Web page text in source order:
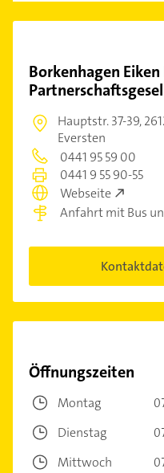
Borkenhagen Eiken
Hauptstr. 37-39,
Eversten
0441 95 59 00
0441 9 55 90-55
Webseite
Anfahrt mit Bus
Öffnungszeiten
Montag
Dienstag
Mittwoch